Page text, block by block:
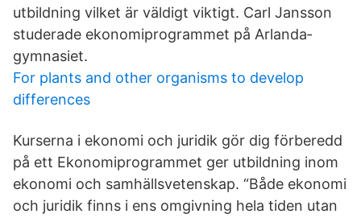
utbildning vilket är väldigt viktigt. Carl Jansson
studerade ekonomiprogrammet på Arlanda­
gymnasiet.
For plants and other organisms to develop
differences
Kurserna i ekonomi och juridik gör dig förberedd
på ett Ekonomiprogrammet ger utbildning inom
ekonomi och samhällsvetenskap. “Både ekonomi
och juridik finns i ens omgivning hela tiden utan